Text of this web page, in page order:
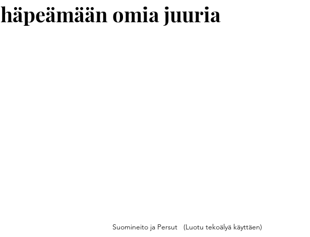
häpeämään omia juuria
Suomineito ja Persut   (Luotu tekoälyä käyttäen)